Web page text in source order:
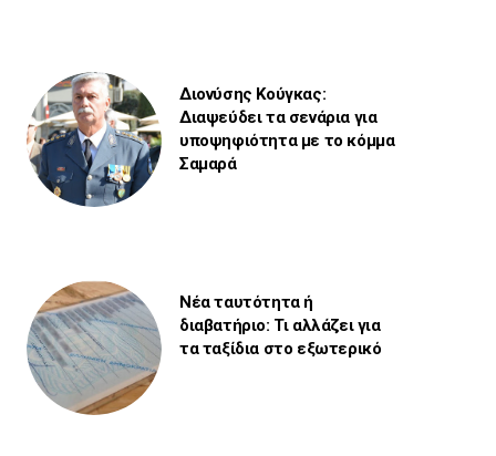
Διονύσης Κούγκας:
Διαψεύδει τα σενάρια για
υποψηφιότητα με το κόμμα
Σαμαρά
Νέα ταυτότητα ή
διαβατήριο: Τι αλλάζει για
τα ταξίδια στο εξωτερικό